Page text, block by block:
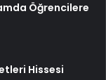
Öğrencilere
Hissesi